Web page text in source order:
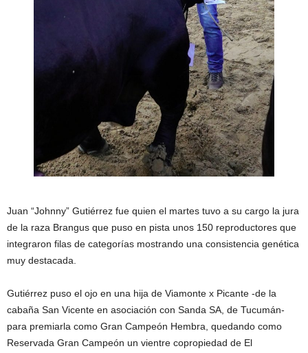
Juan “Johnny” Gutiérrez fue quien el martes tuvo a su cargo la jura
de la raza Brangus que puso en pista unos 150 reproductores que
integraron filas de categorías mostrando una consistencia genética
muy destacada.
Gutiérrez puso el ojo en una hija de Viamonte x Picante -de la
cabaña San Vicente en asociación con Sanda SA, de Tucumán-
para premiarla como Gran Campeón Hembra, quedando como
Reservada Gran Campeón un vientre copropiedad de El